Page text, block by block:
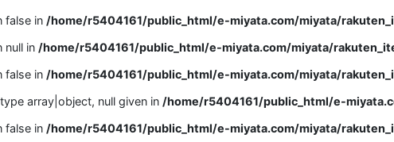
false in /home/r5404161/public_html/e-miyata.com/miyata/
null in /home/r5404161/public_html/e-miyata.com/miyata/
false in /home/r5404161/public_html/e-miyata.com/miyata/
array|object, null given in /home/r5404161/public_html/e-
false in /home/r5404161/public_html/e-miyata.com/miyata/